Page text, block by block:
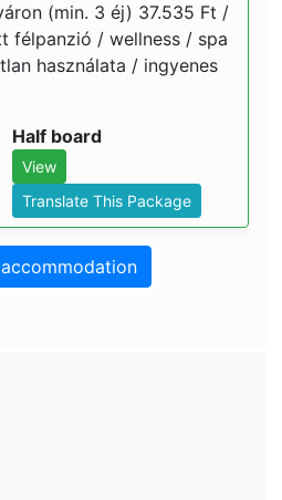
(min. 3 éj) 37.535 Ft /
/ wellness / spa
használata / ingyenes
Half board
View
Translate This Package